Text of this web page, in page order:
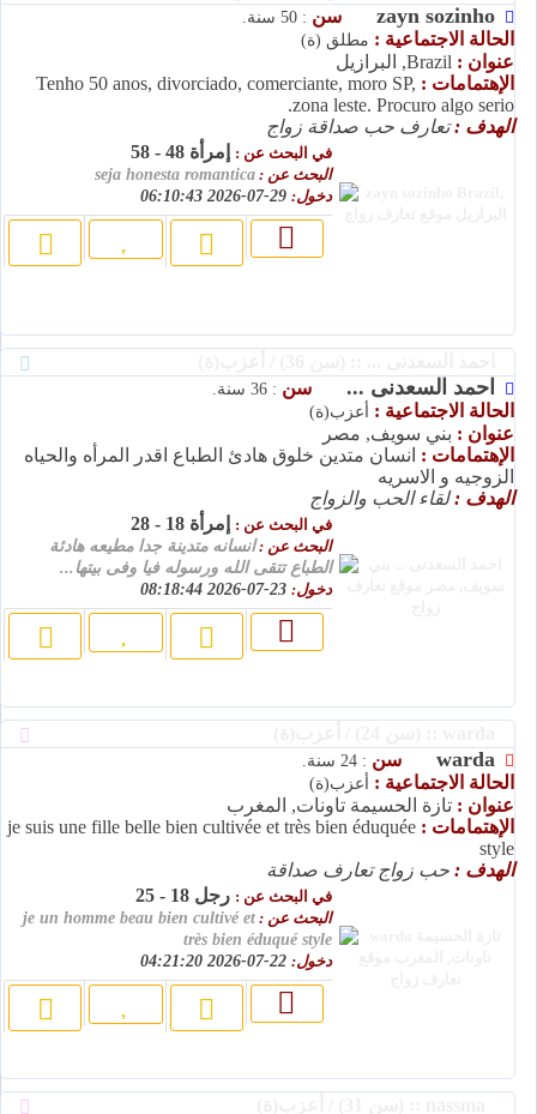
zayn sozinho سن : 50 سنة.
الحالة الاجتماعية : مطلق (ة)
عنوان : Brazil, البرازيل
الإهتمامات : Tenho 50 anos, divorciado, comerciante, moro SP,
zona leste. Procuro algo serio.
الهدف :تعارف حب صداقة زواج
في البحث عن : إمرأة 48 - 58
البحث عن : seja honesta romantica
دخول:
احمد السعدنى ... سن : 36 سنة.
الحالة الاجتماعية : أعزب(ة)
عنوان : بني سويف, مصر
الإهتمامات : انسان متدين خلوق هادئ الطباع اقدر المرأه والحياه
الزوجيه و الاسريه
الهدف :لقاء الحب والزواج
في البحث عن : إمرأة 18 - 28
البحث عن :انسانه متدينة جدا مطيعه هادئة
الطباع تتقى الله ورسوله فيا وفى بيتها...
دخول:
warda سن : 24 سنة.
الحالة الاجتماعية : أعزب(ة)
عنوان : تازة الحسيمة تاونات, المغرب
الإهتمامات : je suis une fille belle bien cultivée et très bien éduquée
style
الهدف : حب زواج تعارف صداقة
في البحث عن : رجل 18 - 25
البحث عن : je un homme beau bien cultivé et
très bien éduqué style
دخول: